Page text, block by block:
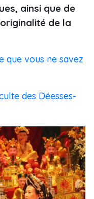
ainsi que de
de la
que vous ne savez
des Déesses-